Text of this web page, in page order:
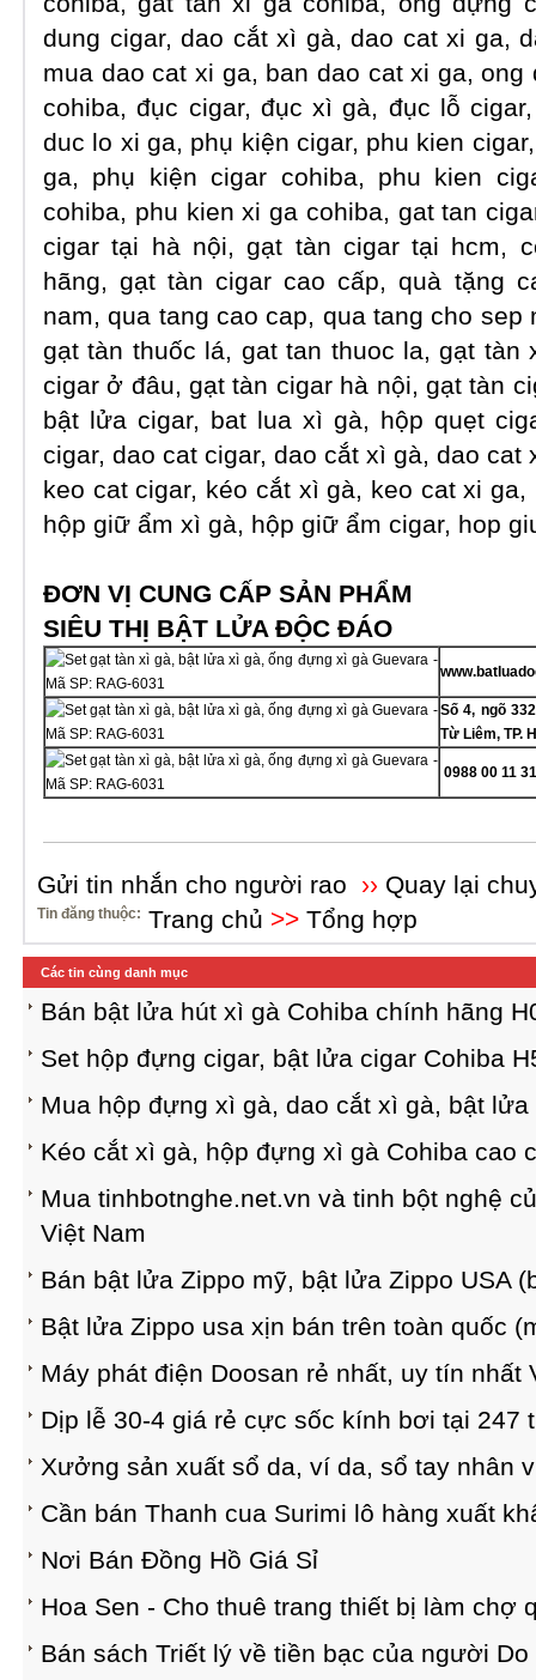
dung cigar, dao cắt xì gà, dao cat xi ga,
mua dao cat xi ga, ban dao cat xi ga,
cohiba, đục cigar, đục xì gà, đục lỗ
duc lo xi ga, phụ kiện cigar, phu kien
ga, phụ kiện cigar cohiba, phu kien
cohiba, phu kien xi ga cohiba, gat tan
cigar tại hà nội, gạt tàn cigar tại hcm,
hãng, gạt tàn cigar cao cấp, quà tặng
nam, qua tang cao cap, qua tang cho
gạt tàn thuốc lá, gat tan thuoc la, gạt tàn
cigar ở đâu, gạt tàn cigar hà nội, gạt tàn
bật lửa cigar, bat lua xì gà, hộp quẹt
cigar, dao cat cigar, dao cắt xì gà, dao cat
keo cat cigar, kéo cắt xì gà, keo cat xi
hộp giữ ẩm xì gà, hộp giữ ẩm cigar, hop
ĐƠN VỊ CUNG CẤP SẢN PHẨM
SIÊU THỊ BẬT LỬA ĐỘC ĐÁO
Số 4, ngõ
Từ Liêm, TP.
0988 00 11 31
Gửi tin nhắn cho người rao ›› Quay lại
Tin đăng thuộc: Trang chủ >> Tổng hợp
Các tin cùng danh mục
Bán bật lửa hút xì gà Cohiba chính hãng
Set hộp đựng cigar, bật lửa cigar Cohiba
Mua hộp đựng xì gà, dao cắt xì gà, bật
Kéo cắt xì gà, hộp đựng xì gà Cohiba cao
Mua tinhbotnghe.net.vn và tinh bột nghệ
Việt Nam
Bán bật lửa Zippo mỹ, bật lửa Zippo USA
Bật lửa Zippo usa xịn bán trên toàn quốc
Máy phát điện Doosan rẻ nhất, uy tín nhất
Dịp lễ 30-4 giá rẻ cực sốc kính bơi tại 247
Xưởng sản xuất sổ da, ví da, sổ tay nhân
Cần bán Thanh cua Surimi lô hàng xuất
Nơi Bán Đồng Hồ Giá Sỉ
Hoa Sen - Cho thuê trang thiết bị làm chợ
Bán sách Triết lý về tiền bạc của người Do